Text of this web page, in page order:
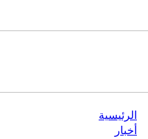
الرئيسية
أخبار